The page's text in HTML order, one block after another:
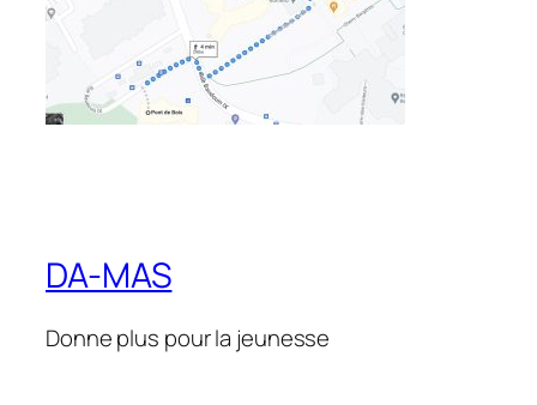
DA-MAS
Donne plus pour la jeunesse